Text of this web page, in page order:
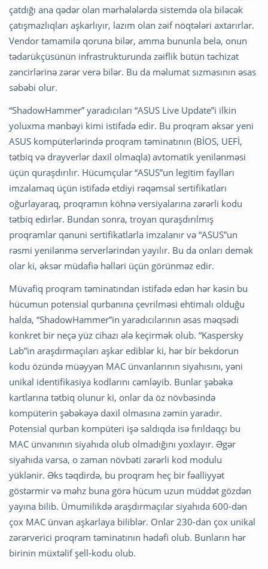
çatdığı ana qədər olan mərhələlərdə sistemdə ola biləcək
çatışmazlıqları aşkarlıyır, lazım olan zəif nöqtələri axtarırlar.
Vendor tamamilə qoruna bilər, amma bununla belə, onun
tədarükçüsünün infrastrukturunda zəiflik bütün təchizat
zəncirlərinə zərər verə bilər. Bu da məlumat sızmasının əsas
səbəbi olur.
“ShadowHammer” yaradıcıları “ASUS Live Update”i ilkin
yoluxma mənbəyi kimi istifadə edir. Bu proqram əksər yeni
ASUS kompüterlərində proqram təminatının (BİOS, UEFİ,
tətbiq və drayverlər daxil olmaqla) avtomatik yenilənməsi
üçün quraşdırılır. Hücumçular “ASUS”un legitim faylları
imzalamaq üçün istifadə etdiyi rəqəmsal sertifikatları
oğurlayaraq, proqramın köhnə versiyalarına zərərli kodu
tətbiq edirlər. Bundan sonra, troyan quraşdırılmış
proqramlar qanuni sertifikatlarla imzalanır və “ASUS”un
rəsmi yenilənmə serverlərindən yayılır. Bu da onları demək
olar ki, əksər müdafiə həlləri üçün görünməz edir.
Müvafiq proqram təminatından istifadə edən hər kəsin bu
hücumun potensial qurbanına çevrilməsi ehtimalı olduğu
halda, “ShadowHammer”in yaradıcılarının əsas məqsədi
konkret bir neçə yüz cihazı ələ keçirmək olub. “Kaspersky
Lab”in araşdırmaçıları aşkar ediblər ki, hər bir bekdorun
kodu özündə müəyyən MAC ünvanlarının siyahısını, yəni
unikal identifikasiya kodlarını cəmləyib. Bunlar şəbəkə
kartlarına tətbiq olunur ki, onlar da öz növbəsində
kompüterin şəbəkəyə daxil olmasına zəmin yaradır.
Potensial qurban kompüteri işə saldıqda isə fırıldaqçı bu
MAC ünvanının siyahıda olub olmadığını yoxlayır. Əgər
siyahıda varsa, o zaman növbəti zərərli kod modulu
yüklənir. Əks təqdirdə, bu proqram heç bir fəalliyyət
göstərmir və məhz buna görə hücum uzun müddət gözdən
yayına bilib. Ümumilikdə araşdırmaçılar siyahıda 600-dən
çox MAC ünvan aşkarlaya biliblər. Onlar 230-dan çox unikal
zərərverici proqram təminatının hədəfi olub. Bunların hər
birinin müxtəlif şell-kodu olub.